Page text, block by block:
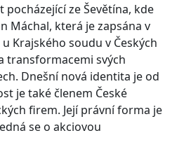
pocházející ze Ševětína, kde
Máchal, která je zapsána v
Krajského soudu v Českých
transformacemi svých
Dnešní nová identita je od
je také členem České
firem. Její právní forma je
se o akciovou